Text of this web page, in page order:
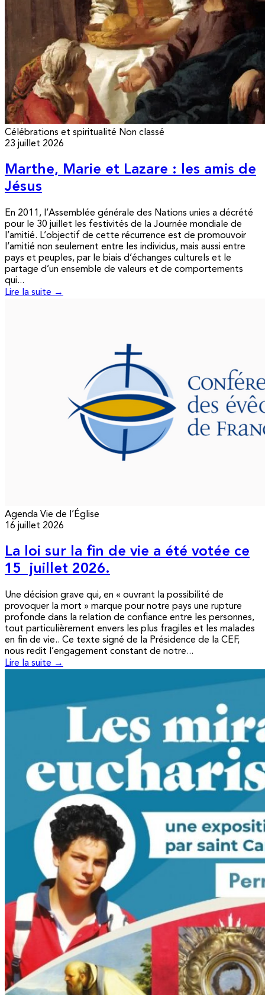
Célébrations et spiritualité Non classé
23 juillet 2026
Marthe, Marie et Lazare : les amis de
Jésus
En 2011, l’Assemblée générale des Nations unies a décrété
pour le 30 juillet les festivités de la Journée mondiale de
l’amitié. L’objectif de cette récurrence est de promouvoir
l’amitié non seulement entre les individus, mais aussi entre
pays et peuples, par le biais d’échanges culturels et le
partage d’un ensemble de valeurs et de comportements
qui...
Lire la suite →
Agenda Vie de l’Église
16 juillet 2026
La loi sur la fin de vie a été votée ce
15 juillet 2026.
Une décision grave qui, en « ouvrant la possibilité de
provoquer la mort » marque pour notre pays une rupture
profonde dans la relation de confiance entre les personnes,
tout particulièrement envers les plus fragiles et les malades
en fin de vie.. Ce texte signé de la Présidence de la CEF,
nous redit l’engagement constant de notre...
Lire la suite →